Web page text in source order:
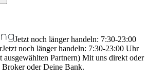
Jetzt noch länger handeln: 7:30-23:00
Jetzt noch länger handeln: 7:30-23:00 Uhr
ausgewählten Partnern) Mit uns direkt oder
oder Deine Bank.